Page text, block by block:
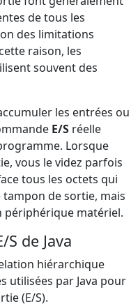
de tous les
des limitations
raison, les
souvent des
les entrées ou
E/S réelle
Lorsque
vous le videz parfois
tous les octets qui
de sortie, mais
périphérique matériel.
de Java
hiérarchique
utilisées par Java pour
(E/S).